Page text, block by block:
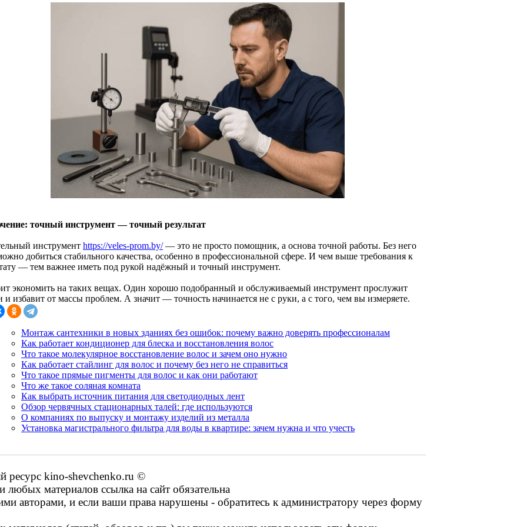
точный инструмент — точный результат
инструмент https://veles-prom.by/— это не просто помощник, а основа точной работы. Без него
добиться стабильного качества, особенно в профессиональной сфере. И чем выше требования к
— тем важнее иметь под рукой надёжный и точный инструмент.
экономить на таких вещах. Один хорошо подобранный и обслуживаемый инструмент прослужит
и избавит от массы проблем. А значит — точность начинается не с руки, а с того, чем вы измеряете.
Монтаж сантехники в новых зданиях без ошибок: почему важно доверять профессионалам
Как работает кондиционер для блеска и восстановления волос
Что такое молекулярное восстановление волос и зачем оно нужно
Как работает стайлинг для волос и почему без него не справиться
Что такое прямые пигменты для волос и как они работают
Что же такое соляная комната
Как выбрать источник питания для светодиодных лент
Обзор червячных стационарных талей: где используются
О компаниях по выпуску и монтажу изделий из металла
Установка магистрального фильтра для воды в квартире: зачем нужна и что учесть
ресурс kino-shevchenko.ru ©
материалов ссылка на сайт обязательна
авторами, и если ваши права нарушены - обратитесь к администратору через форму